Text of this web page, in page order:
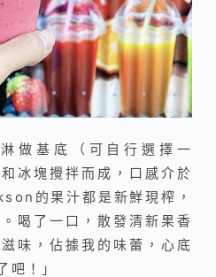
做基底（可自行選擇一
冰塊攪拌而成，口感介於
的果汁都是新鮮現榨，
喝了一口，散發清新果香
味，佔據我的味蕾，心底
吧！」